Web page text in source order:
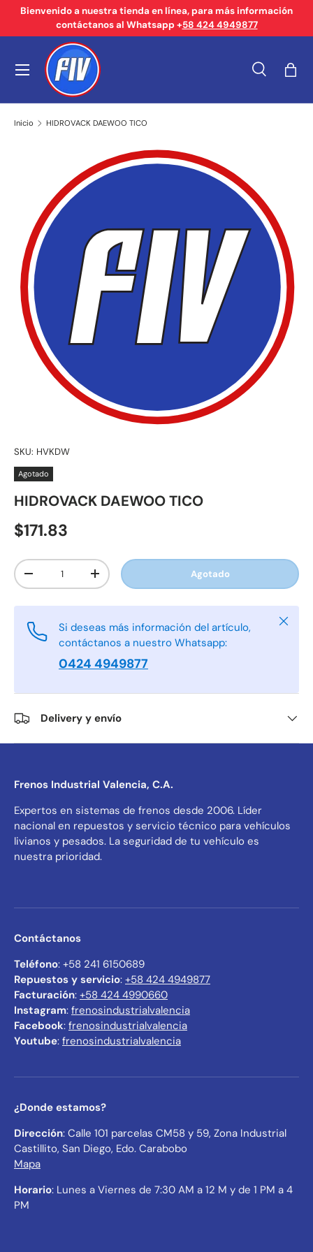
Ir al contenido
Bienvenido a nuestra tienda en línea, para más información
contáctanos al Whatsapp +58 424 4949877
Buscar
Tipo de producto
Buscar
Menú
Inicio HIDROVACK DAEWOO TICO
SKU: HVKDW
Agotado
HIDROVACK DAEWOO TICO
$171.83
Cant.
-
+ Agotado
Si deseas más información del artículo,
contáctanos a nuestro Whatsapp:
0424 4949877
Cerrar
Delivery y envío
Frenos Industrial Valencia, C.A.
Expertos en sistemas de frenos desde 2006. Líder
nacional en repuestos y servicio técnico para vehículos
livianos y pesados. La seguridad de tu vehículo es
nuestra prioridad.
Contáctanos
Teléfono: +58 241 6150689
Repuestos y servicio: +58 424 4949877
Facturación: +58 424 4990660
Instagram: frenosindustrialvalencia
Facebook: frenosindustrialvalencia
Youtube: frenosindustrialvalencia
¿Donde estamos?
Dirección: Calle 101 parcelas CM58 y 59, Zona Industrial
Castillito, San Diego, Edo. Carabobo
Mapa
Horario: Lunes a Viernes de 7:30 AM a 12 M y de 1 PM a 4
PM